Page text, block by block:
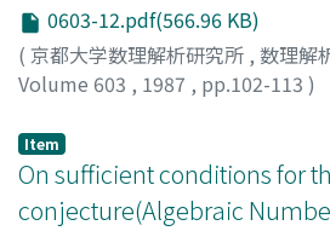
0603-12.pdf(566.96 KB)
( 京都大学数理解析研究所 , 数理解
Volume 603 , 1987 , pp.102-113 )
Item
On sufficient conditions for
conjecture(Algebraic